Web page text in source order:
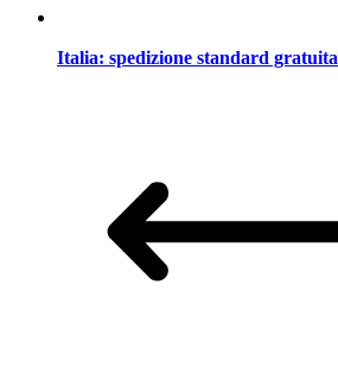
Italia: spedizione standard gratuita